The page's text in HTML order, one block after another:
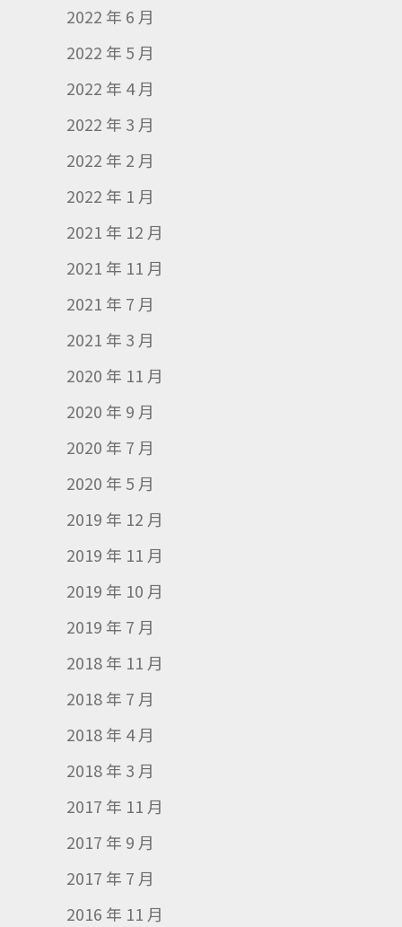
2022 年 6 月
2022 年 5 月
2022 年 4 月
2022 年 3 月
2022 年 2 月
2022 年 1 月
2021 年 12 月
2021 年 11 月
2021 年 7 月
2021 年 3 月
2020 年 11 月
2020 年 9 月
2020 年 7 月
2020 年 5 月
2019 年 12 月
2019 年 11 月
2019 年 10 月
2019 年 7 月
2018 年 11 月
2018 年 7 月
2018 年 4 月
2018 年 3 月
2017 年 11 月
2017 年 9 月
2017 年 7 月
2016 年 11 月